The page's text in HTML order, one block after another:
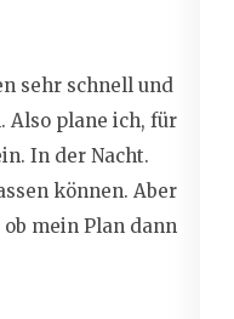
sehr schnell und
Also plane ich, für
In der Nacht.
können. Aber
mein Plan dann